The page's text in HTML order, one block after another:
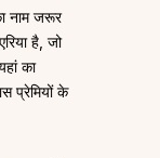
नाम जरूर
है, जो
का
प्रेमियों के